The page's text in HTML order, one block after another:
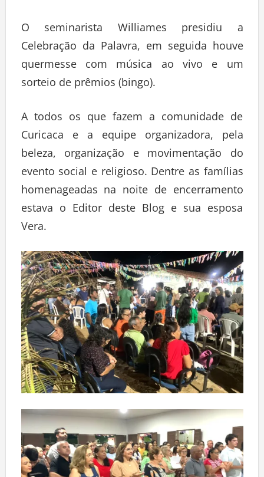
O seminarista Williames presidiu a
Celebração da Palavra, em seguida houve
quermesse com música ao vivo e um
sorteio de prêmios (bingo).
A todos os que fazem a comunidade de
Curicaca e a equipe organizadora, pela
beleza, organização e movimentação do
evento social e religioso. Dentre as famílias
homenageadas na noite de encerramento
estava o Editor deste Blog e sua esposa
Vera.